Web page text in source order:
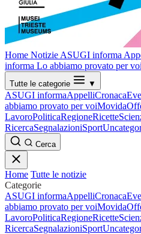
Home Notizie ASUGI informa
informa Lo abbiamo provato per voi
Tutte le categorie ▼
ASUGI informaAppelliCronaca
abbiamo provato per voiMovida
LavoroPoliticaRegioneRicette
RicercaSegnalazioniSport
Cerca
Home Tutte le notizie
Categorie
ASUGI informaAppelliCronaca
abbiamo provato per voiMovida
LavoroPoliticaRegioneRicette
RicercaSegnalazioniSport